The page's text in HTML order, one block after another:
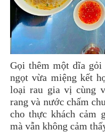
Gọi thêm một dĩa
ngọt vừa miệng kết
loại rau gia vị cùng
rang và nước chấm
cho thực khách cảm
mà vẫn không cảm